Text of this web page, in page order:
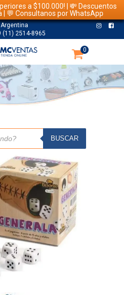
a $100.000! | 💸 Descuentos
💬 Consultanos por WhatsApp
Argentina
(11) 2514-8965
0
BUSCAR